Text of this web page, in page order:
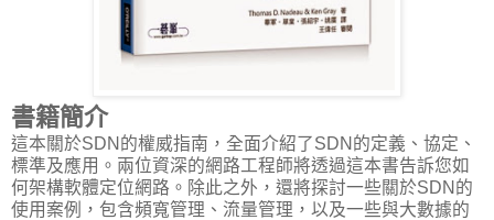
書籍簡介
這本關於SDN的權威指南，全面介紹了SDN的定義、協定、
標準及應用。兩位資深的網路工程師將透過這本書告訴您如
何架構軟體定位網路。除此之外，還將探討一些關於SDN的
使用案例，包含頻寬管理、流量管理，以及一些與大數據的